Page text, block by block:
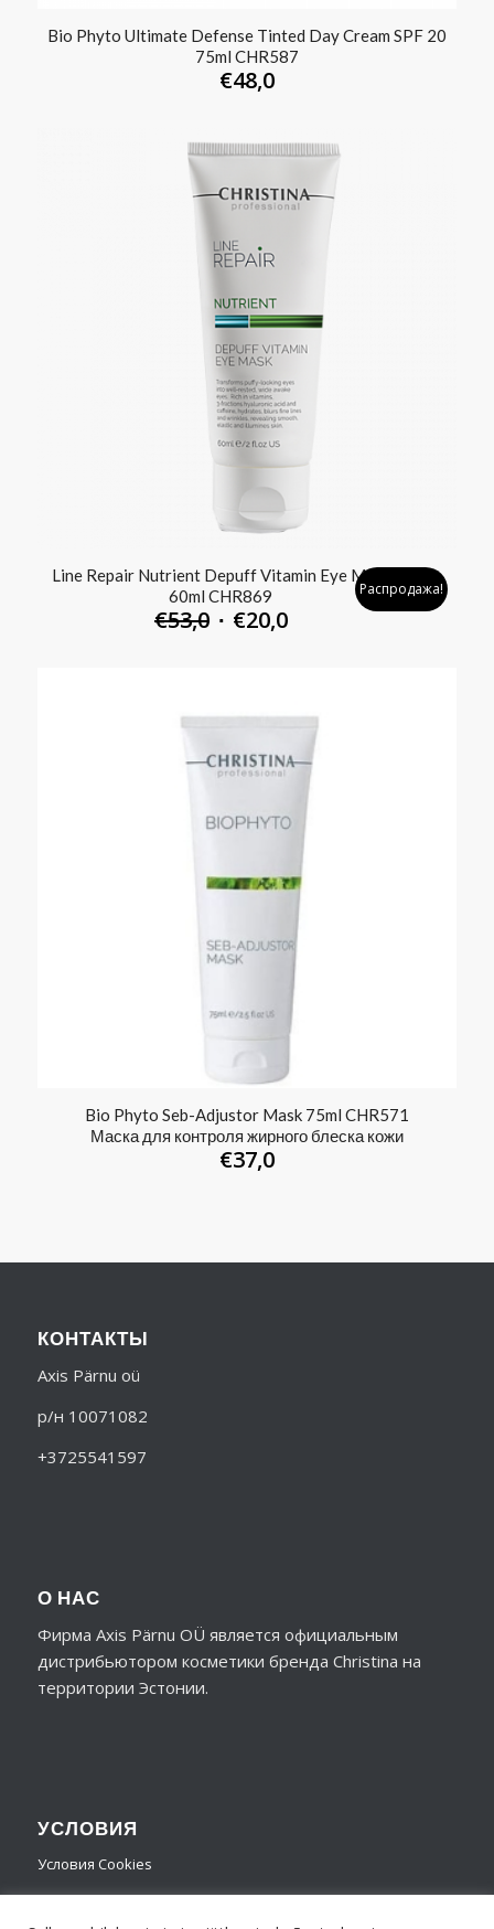
Bio Phyto Ultimate Defense Tinted Day Cream SPF 20
75ml CHR587
€48,0
Line Repair Nutrient Depuff Vitamin Eye Mask
60ml CHR869
€53,0 Первоначальная
€20,0Текущая
Распродажа!
Bio Phyto Seb-Adjustor Mask 75ml CHR571
Маска для контроля жирного блеска кожи
€37,0
КОНТАКТЫ
Axis Pärnu oü
р/н 10071082
+3725541597
О НАС
Фирма Axis Pärnu OÜ является официальным
дистрибьютором косметики бренда Christina на
территории Эстонии.
УСЛОВИЯ
Условия Cookies
Условия пользования